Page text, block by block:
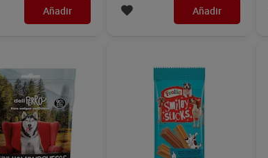
Añadir Añadir